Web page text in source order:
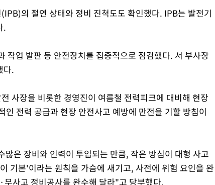
의 절연 상태와 정비 진척도도 확인했다. IPB는 발전기
.
작업 발판 등 안전장치를 집중적으로 점검했다. 서 부사장
다.
사장을 비롯한 경영진이 여름철 전력피크에 대비해 현장
전력 공급과 현장 안전사고 예방에 만전을 기할 방침이
은 장비와 인력이 투입되는 만큼, 작은 방심이 대형 사고
기본'이라는 원칙을 가슴에 새기고, 사전에 위험 요인을 완
사고 정비공사를 완수해 달라"고 당부했다.